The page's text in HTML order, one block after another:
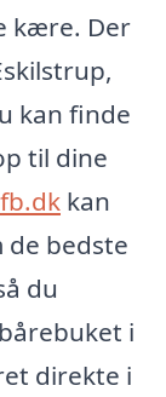
kære. Der
kan finde
til dine
kan
bedste
du
i
direkte i